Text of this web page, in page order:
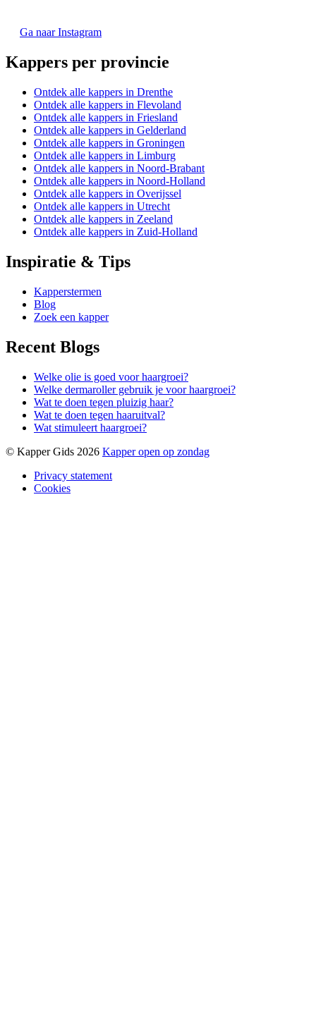
Ga naar Instagram
Kappers per provincie
Ontdek alle kappers in Drenthe
Ontdek alle kappers in Flevoland
Ontdek alle kappers in Friesland
Ontdek alle kappers in Gelderland
Ontdek alle kappers in Groningen
Ontdek alle kappers in Limburg
Ontdek alle kappers in Noord-Brabant
Ontdek alle kappers in Noord-Holland
Ontdek alle kappers in Overijssel
Ontdek alle kappers in Utrecht
Ontdek alle kappers in Zeeland
Ontdek alle kappers in Zuid-Holland
Inspiratie & Tips
Kapperstermen
Blog
Zoek een kapper
Recent Blogs
Welke olie is goed voor haargroei?
Welke dermaroller gebruik je voor haargroei?
Wat te doen tegen pluizig haar?
Wat te doen tegen haaruitval?
Wat stimuleert haargroei?
© Kapper Gids 2026 Kapper open op zondag
Privacy statement
Cookies